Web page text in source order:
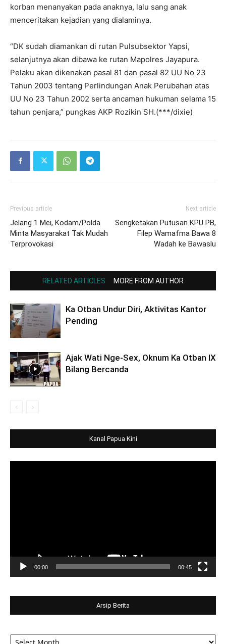
korban menanyakan pada anaknya, lalu sang anak
menceritakan kejadian yang dialaminya.
“DK sudah diamankan di rutan Pulsubsektor Yapsi,
selanjutnya akan dibawa ke rutan Mapolres Jayapura.
Pelaku akan dikenakan pasal 81 dan pasal 82 UU No 23
Tahun 2003 tentang Perlindungan Anak Perubahan atas
UU No 23 Tahun 2002 serta ancaman hukuman selama 15
tahun penjara,” pungkas AKP Rozikin SH.(***/dixie)
Previous article
Jelang 1 Mei, Kodam/Polda
Minta Masyarakat Tak Mudah
Terprovokasi
Next article
Sengketakan Putusan KPU PB,
Filep Wamafma Bawa 8
Wadah ke Bawaslu
RELATED ARTICLES MORE FROM AUTHOR
Ka Otban Undur Diri, Aktivitas Kantor
Pending
Ajak Wati Nge-Sex, Oknum Ka Otban IX
Bilang Bercanda
Kanal Papua Kini
00:00 00:45
Arsip Berita
Arsip